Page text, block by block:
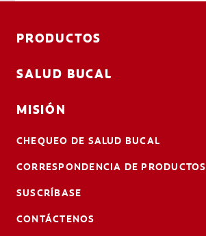
PRODUCTOS
SALUD BUCAL
MISIÓN
CHEQUEO DE SALUD BUCAL
CORRESPONDENCIA DE PRODUCTOS
SUSCRÍBASE
CONTÁCTENOS